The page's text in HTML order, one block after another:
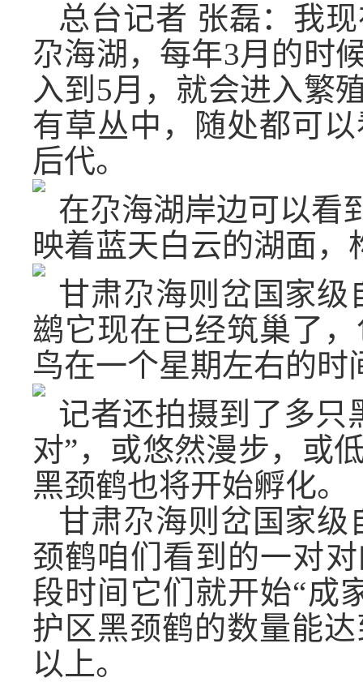
总台记者 张磊：我
尕海湖，每年3月的时
入到5月，就会进入繁
有草丛中，随处都可
后代。
在尕海湖岸边可以看
映着蓝天白云的湖面
甘肃尕海则岔国家
鹚它现在已经筑巢了
鸟在一个星期左右的时
记者还拍摄到了多只
对”，或悠然漫步，或
黑颈鹤也将开始孵化。
甘肃尕海则岔国家
颈鹤咱们看到的一对
段时间它们就开始“成
护区黑颈鹤的数量能
以上。